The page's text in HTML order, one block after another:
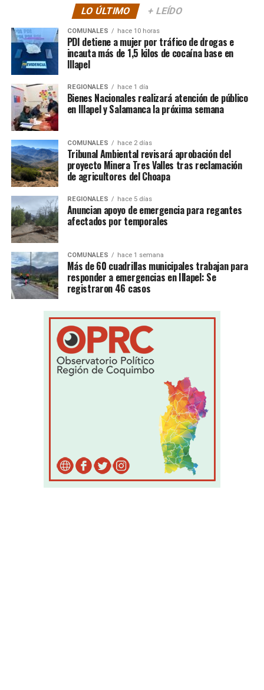
LO ÚLTIMO + LEÍDO
COMUNALES hace 10 horas
PDI detiene a mujer por tráfico de drogas e
incauta más de 1,5 kilos de cocaína base en
Illapel
REGIONALES hace 1 día
Bienes Nacionales realizará atención de público
en Illapel y Salamanca la próxima semana
COMUNALES hace 2 días
Tribunal Ambiental revisará aprobación del
proyecto Minera Tres Valles tras reclamación
de agricultores del Choapa
REGIONALES hace 5 días
Anuncian apoyo de emergencia para regantes
afectados por temporales
COMUNALES hace 1 semana
Más de 60 cuadrillas municipales trabajan para
responder a emergencias en Illapel: Se
registraron 46 casos